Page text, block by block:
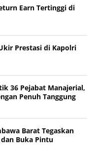
Earn Tertinggi di
Prestasi di Kapolri
36 Pejabat Manajerial,
Penuh Tanggung
Barat Tegaskan
Buka Pintu